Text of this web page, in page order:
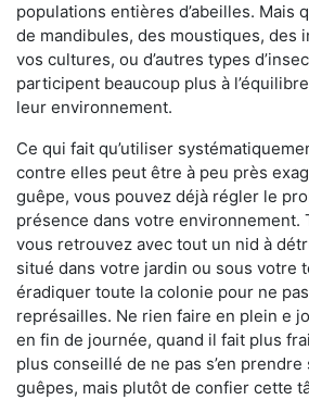
populations entières d’abeilles. Mais
de mandibules, des moustiques, des
vos cultures, ou d’autres types
participent beaucoup plus à
leur environnement.
Ce qui fait qu’utiliser
contre elles peut être à peu près
guêpe, vous pouvez déjà régler le
présence dans votre environnement.
vous retrouvez avec tout un nid à
situé dans votre jardin ou sous votre
éradiquer toute la colonie pour ne
représailles. Ne rien faire en plein e
en fin de journée, quand il fait plus
plus conseillé de ne pas s’en
guêpes, mais plutôt de confier cette